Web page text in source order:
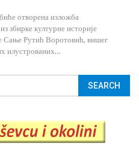
отворена изложба
збирке културне историје
Сање Рутић Воротовић, вишег
илустрованих…